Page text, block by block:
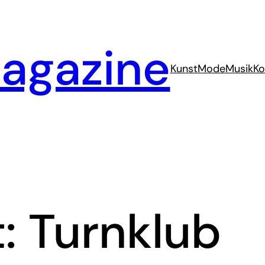
KunstModeMusik
Turnklub